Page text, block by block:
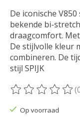
De iconische
bekende bi-
draagcomfort.
De stijlvolle kleur
combineren. De
stijl SPIJK
De beoordeling
Op voorraad